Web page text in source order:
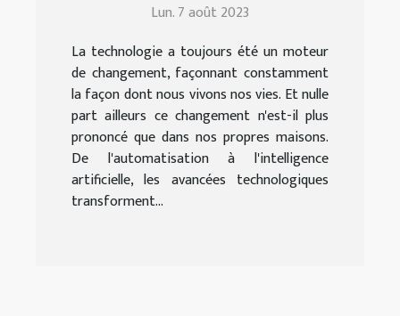
Lun. 7 août 2023
La technologie a toujours été un moteur
de changement, façonnant constamment
la façon dont nous vivons nos vies. Et nulle
part ailleurs ce changement n'est-il plus
prononcé que dans nos propres maisons.
De l'automatisation à l'intelligence
artificielle, les avancées technologiques
transforment...